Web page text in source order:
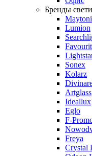
Бренды
Maytoni
Lumion
Sonex
Kolarz
Artglass
Ideallux
Eglo
F-
Freya
Crystal